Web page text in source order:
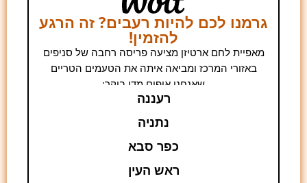
גרמנו לכם להיות רעבים? זה הרגע
להזמין!
מאפיית לחם ארטיזן מציעה פריסה רחבה של סניפים
באזורי המרכז ומביאה איתה את הטעמים הטריים
שאנחנו אופים מדי בוקר:
רעננה
נתניה
כפר סבא
ראש העין